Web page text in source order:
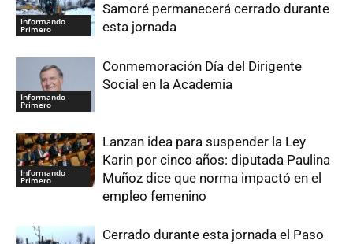
Informando
Primero
Samoré permanecerá cerrado durante
esta jornada
Informando
Primero
Conmemoración Día del Dirigente
Social en la Academia
Informando
Primero
Lanzan idea para suspender la Ley
Karin por cinco años: diputada Paulina
Muñoz dice que norma impactó en el
empleo femenino
Cerrado durante esta jornada el Paso